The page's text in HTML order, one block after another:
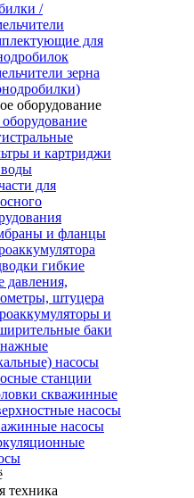
/
для
зерна
и картриджи
воды
для
и фланцы
гибкие
давления,
штуцера
и
баки
насосы
станции
скважинные
насосы
насосы